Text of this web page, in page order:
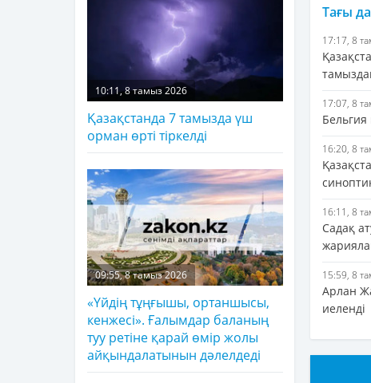
Тағы
17:17, 8
17:07, 8
16:20, 8
16:11, 8
Садақ
15:59, 8
Арлан
иеленді
10:11, 8 тамыз 2026
Қазақстанда 7 тамызда үш
орман өрті тіркелді
09:55, 8 тамыз 2026
«Үйдің тұңғышы, ортаншысы,
кенжесі». Ғалымдар баланың
туу ретіне қарай өмір жолы
айқындалатынын дәлелдеді